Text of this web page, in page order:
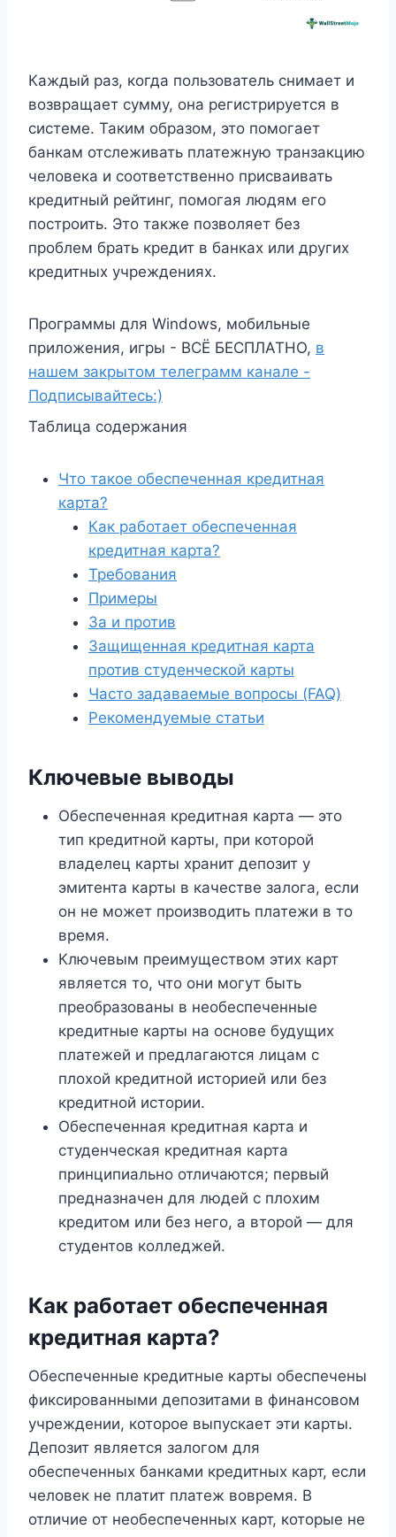
Каждый раз, когда пользователь снимает и
возвращает сумму, она регистрируется в
системе. Таким образом, это помогает
банкам отслеживать платежную транзакцию
человека и соответственно присваивать
кредитный рейтинг, помогая людям его
построить. Это также позволяет без
проблем брать кредит в банках или других
кредитных учреждениях.
Программы для Windows, мобильные
приложения, игры - ВСЁ БЕСПЛАТНО, в
нашем закрытом телеграмм канале -
Подписывайтесь:)
Таблица содержания
Что такое обеспеченная кредитная
карта?
Как работает обеспеченная
кредитная карта?
Требования
Примеры
За и против
Защищенная кредитная карта
против студенческой карты
Часто задаваемые вопросы (FAQ)
Рекомендуемые статьи
Ключевые выводы
Обеспеченная кредитная карта — это
тип кредитной карты, при которой
владелец карты хранит депозит у
эмитента карты в качестве залога, если
он не может производить платежи в то
время.
Ключевым преимуществом этих карт
является то, что они могут быть
преобразованы в необеспеченные
кредитные карты на основе будущих
платежей и предлагаются лицам с
плохой кредитной историей или без
кредитной истории.
Обеспеченная кредитная карта и
студенческая кредитная карта
принципиально отличаются; первый
предназначен для людей с плохим
кредитом или без него, а второй — для
студентов колледжей.
Как работает обеспеченная
кредитная карта?
Обеспеченные кредитные карты обеспечены
фиксированными депозитами в финансовом
учреждении, которое выпускает эти карты.
Депозит является залогом для
обеспеченных банками кредитных карт, если
человек не платит платеж вовремя. В
отличие от необеспеченных карт, которые не